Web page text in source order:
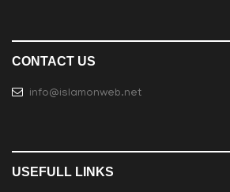
CONTACT US
info@islamonweb.net
USEFULL LINKS